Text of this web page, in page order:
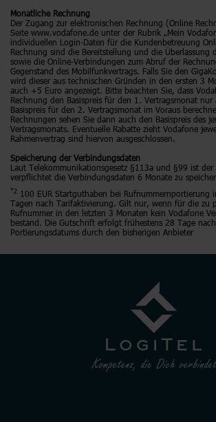
Monatliche Rechnung
Der Zugang zur elektronischen Rechnung (Online
Seite www.vodafone.de unter der Rubrik „Mein
individuellen Login-Daten für die Kundenbetreuung
Rechnung sind die Bereitstellung und die Überlassung
sowie die Online-Verbindungen zum Abruf der
Gegenstand des Mobilfunkvertrags. Falls Sie den
wird dieser aus technischen Gründen in den ersten 3
auch +5 Euro angezeigt. Bitte beachten Sie, dass
Rechnung den Basispreis für den 1. Vertragsmonat
Basispreis für den 2. Vertragsmonat im Voraus
Rechnungen sehen Sie dann auch den Basispreis des
Vertragsmonats. Eventuelle Rabatte zieht Vodafone
Rahmenvertrag sind hiervon ausgeschlossen.
Speicherung der Verbindungsdaten
Laut Telekommunikationsgesetz §113a und §99 ist
verpflichtet die Verbindungsdaten 6 Monate zu
*2 100 EUR Startguthaben bei Rufnummernportierung
Tagen nach Tarifaktivierung. Gilt nur, wenn für die zu
Rufnummer in den letzten 3 Monaten kein Vodafone
bestand. Die Gutschrift erfolgt frühestens 28 Tage
Portierungsdatums durch den bisherigen Anbieter